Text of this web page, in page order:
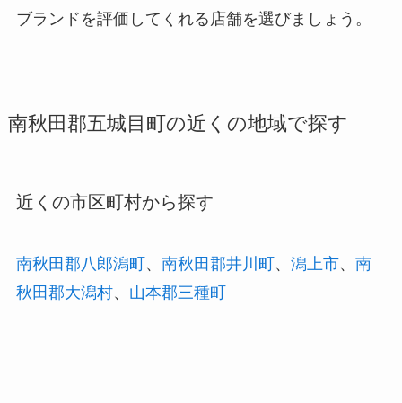
ブランドを評価してくれる店舗を選びましょう。
南秋田郡五城目町の近くの地域で探す
近くの市区町村から探す
南秋田郡八郎潟町 、 南秋田郡井川町 、 潟上市、 南
秋田郡大潟村、 山本郡三種町